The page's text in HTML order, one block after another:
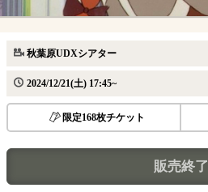
秋葉原UDXシアター
2024/12/21(土) 17:45~
限定168枚チケット
販売終了